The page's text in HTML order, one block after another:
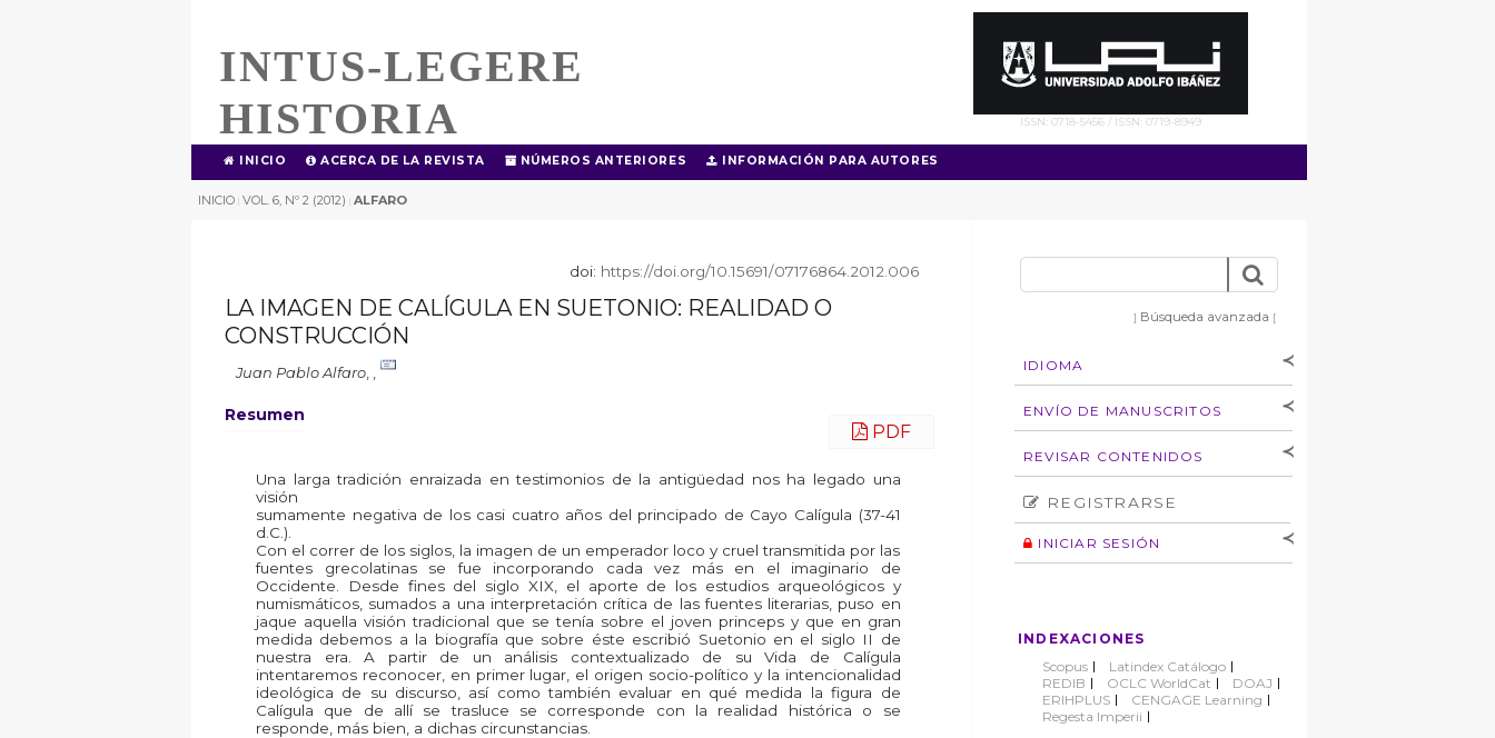
INTUS-LEGERE
HISTORIA
ISSN: 0718-5456 / ISSN: 0719-8949
INICIO ACERCA DE LA REVISTA NÚMEROS ANTERIORES INFORMACIÓN PARA AUTORES
INICIO | VOL. 6, Nº 2 (2012) | ALFARO
] Búsqueda avanzada [
IDIOMA
[Español ] [English]
ENVÍO DE MANUSCRITOS
autores
Derechos de autoría
Normas éticas
REVISAR CONTENIDOS
Número
Autor
REGISTRARSE
INICIAR SESIÓN
INDEXACIONES
Scopus
Latindex Catálogo
REDIB
OCLC WorldCat
DOAJ
ERIHPLUS
CENGAGE Learning
Regesta Imperii
doi: https://doi.org/10.15691/07176864.2012.006
LA IMAGEN DE CALÍGULA EN SUETONIO: REALIDAD O
CONSTRUCCIÓN
Juan Pablo Alfaro, ,
Resumen
PDF
Una larga tradición enraizada en testimonios de la antigüedad nos ha legado una
visión
sumamente negativa de los casi cuatro años del principado de Cayo Calígula (37-41
d.C.).
Con el correr de los siglos, la imagen de un emperador loco y cruel transmitida por las
fuentes grecolatinas se fue incorporando cada vez más en el imaginario de
Occidente. Desde fines del siglo XIX, el aporte de los estudios arqueológicos y
numismáticos, sumados a una interpretación crítica de las fuentes literarias, puso en
jaque aquella visión tradicional que se tenía sobre el joven princeps y que en gran
medida debemos a la biografía que sobre éste escribió Suetonio en el siglo II de
nuestra era. A partir de un análisis contextualizado de su Vida de Calígula
intentaremos reconocer, en primer lugar, el origen socio-político y la intencionalidad
ideológica de su discurso, así como también evaluar en qué medida la figura de
Calígula que de allí se trasluce se corresponde con la realidad histórica o se
responde, más bien, a dichas circunstancias.